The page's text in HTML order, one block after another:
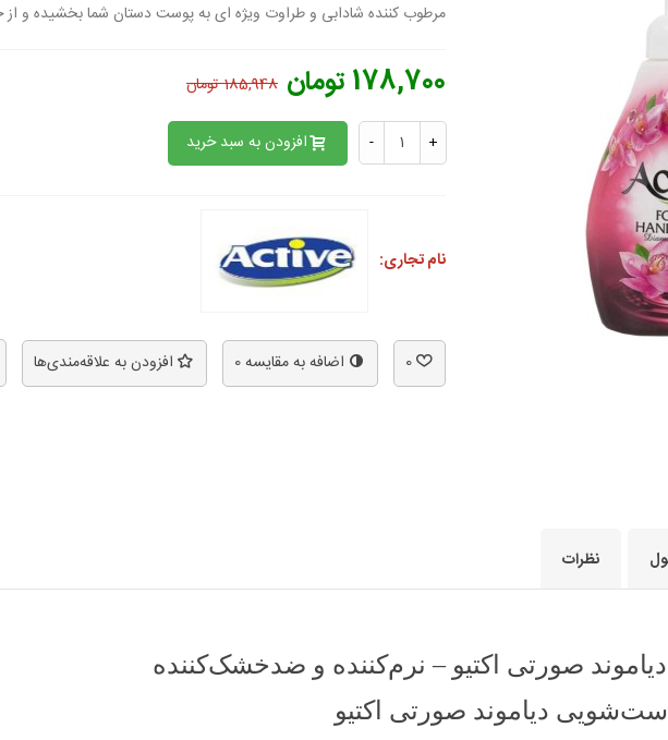
مرطوب کننده شادابی و طراوت ویژه ای به پوست دستان شما بخشیده و
178,700 تومان 185,948 تومان
- + افزودن به سبد خرید
نام تجاری:
0 اضافه به مقایسه0 افزودن به علاقه‌مندی‌ها
نظرات
صورتی اکتیو – نرم‌کننده و ضدخشک‌کننده
دیاموند صورتی اکتیو